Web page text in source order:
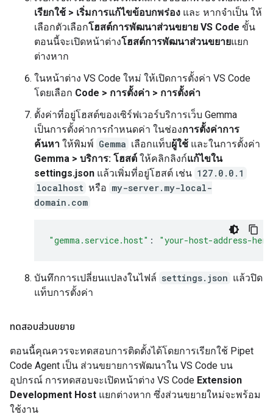
เรียกใช้ > เริ่มการแก้ไขข้อบกพร่อง และ หากจำเป็น ให้
เลือกตัวเลือกโฮสต์การพัฒนาส่วนขยาย VS Code ขั้น
ตอนนี้จะเปิดหน้าต่างโฮสต์การพัฒนาส่วนขยายแยก
ต่างหาก
ในหน้าต่าง VS Code ใหม่ ให้เปิดการตั้งค่า VS Code
โดยเลือก Code > การตั้งค่า > การตั้งค่า
ตั้งค่าที่อยู่โฮสต์ของเซิร์ฟเวอร์บริการเว็บ Gemma
เป็นการตั้งค่าการกำหนดค่า ในช่องการตั้งค่าการ
ค้นหา ให้พิมพ์ Gemma เลือกแท็บผู้ใช้ และในการตั้งค่า
Gemma > บริการ: โฮสต์ ให้คลิกลิงก์แก้ไขใน
settings.json แล้วเพิ่มที่อยู่โฮสต์ เช่น 127.0.0.1
localhost หรือ my-server.my-local-
domain.com
"gemma.service.host" : "your-host-address-
บันทึกการเปลี่ยนแปลงในไฟล์ settings.json แล้วปิด
แท็บการตั้งค่า
ทดสอบส่วนขยาย
ตอนนี้คุณควรจะทดสอบการติดตั้งได้โดยการเรียกใช้ Pipet
Code Agent เป็น ส่วนขยายการพัฒนาใน VS Code บน
อุปกรณ์ การทดสอบจะเปิดหน้าต่าง VS Code Extension
Development Host แยกต่างหาก ซึ่งส่วนขยายใหม่จะพร้อม
ใช้งาน